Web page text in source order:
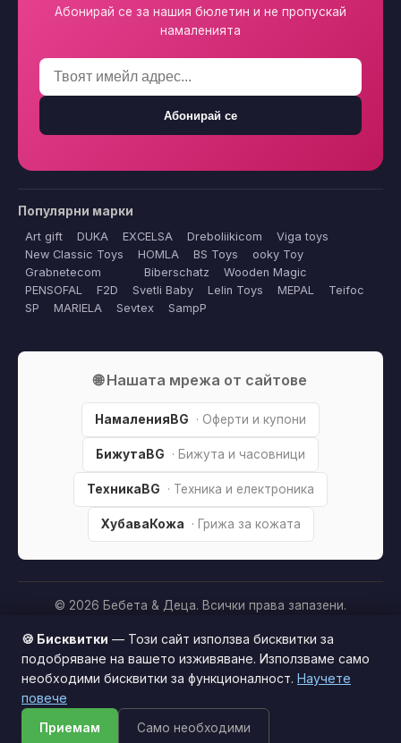
Абонирай се за нашия бюлетин и не пропускай
намаленията
Абонирай се
Популярни марки
Art gift DUKA EXCELSA Dreboliikicom
Viga toys
New Classic Toys
HOMLA BS Toys
ooky Toy
Grabnetecom
Biberschatz
Wooden Magic
PENSOFAL
F2D Svetli Baby Lelin Toys MEPAL
Teifoc
SP
MARIELA Sevtex SampP
🌐 Нашата мрежа от сайтове
НамаленияBG · Оферти и купони
БижутаBG · Бижута и часовници
ТехникаBG · Техника и електроника
ХубаваКожа · Грижа за кожата
© 2026 Бебета & Деца. Всички права запазени.
Партньорско разкриване:
Този сайт е независим и
съдържа партньорски (affiliate) линкове. Когато купите
продукт през тях, може да получим малка комисиона от
това да оскъпява покупката за вас. Това
ни помага да поддържаме сайта безплатен.
печелим »
Този сайт използва бисквитки за по-добро
Приемам
🍪 Бисквитки — Този сайт използва бисквитки за
подобряване на вашето изживяване. Използваме само
необходими бисквитки за функционалност. Научете
повече
Приемам Само необходими